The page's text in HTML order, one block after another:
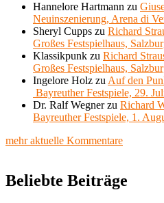
Hannelore Hartmann zu
Neuinszenierung, Arena di
Sheryl Cupps zu Richard
Großes Festspielhaus,
Klassikpunk zu Richard
Großes Festspielhaus,
Ingelore Holz zuAuf den
Bayreuther Festspiele, 29.
Dr. Ralf Wegnerzu Richard
Bayreuther Festspiele, 1.
mehr aktuelle Kommentare
Beliebte Beiträge